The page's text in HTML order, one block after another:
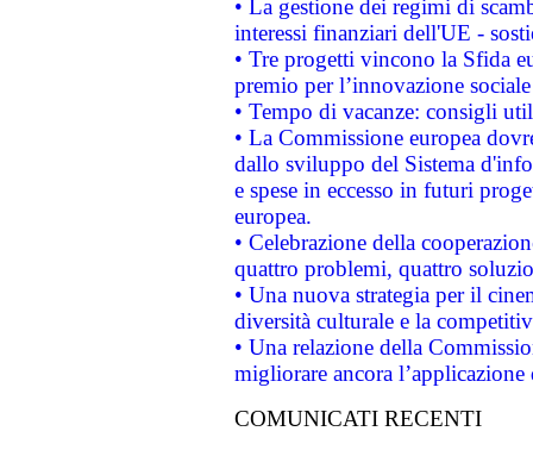
• La gestione dei regimi di
interessi finanziari dell'UE -
• Tre progetti vincono la Sfida
premio per l’innovazione sociale
• Tempo di vacanze: consigli
• La Commissione europea
dallo sviluppo del Sistema
e spese in eccesso in futuri
europea.
• Celebrazione della
quattro problemi, quattro
• Una nuova strategia per il
diversità culturale e la
• Una relazione della
migliorare ancora
COMUNICATI RECENTI